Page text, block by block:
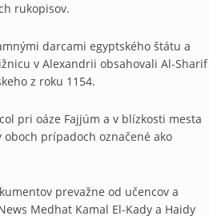
rukopisov.
darcami egyptského štátu a
v Alexandrii obsahovali Al-Sharif
z roku 1154.
pri oáze Fajjúm a v blízkosti mesta
prípadoch označené ako
prevažne od učencov a
Medhat Kamal El-Kady a Haidy